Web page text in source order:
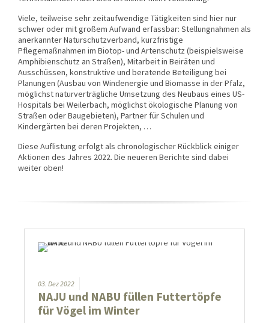
Viele, teilweise sehr zeitaufwendige Tätigkeiten sind hier nur
schwer oder mit großem Aufwand erfassbar: Stellungnahmen als
anerkannter Naturschutzverband, kurzfristige
Pflegemaßnahmen im Biotop- und Artenschutz (beispielsweise
Amphibienschutz an Straßen), Mitarbeit in Beiräten und
Ausschüssen, konstruktive und beratende Beteiligung bei
Planungen (Ausbau von Windenergie und Biomasse in der Pfalz,
möglichst naturverträgliche Umsetzung des Neubaus eines US-
Hospitals bei Weilerbach, möglichst ökologische Planung von
Straßen oder Baugebieten), Partner für Schulen und
Kindergärten bei deren Projekten, …
Diese Auflistung erfolgt als chronologischer Rückblick einiger
Aktionen des Jahres 2022. Die neueren Berichte sind dabei
weiter oben!
03. Dez2022
NAJU und NABU füllen Futtertöpfe
für Vögel im Winter